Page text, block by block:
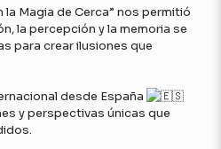
la Magia de Cerca” nos permitió
la percepción y la memoria se
para crear ilusiones que
desde España
y perspectivas únicas que